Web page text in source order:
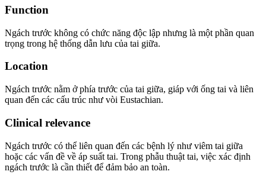
Function
Ngách trước không có chức năng độc lập nhưng là một phần quan
trọng trong hệ thống dẫn lưu của tai giữa.
Location
Ngách trước nằm ở phía trước của tai giữa, giáp với ống tai và liên
quan đến các cấu trúc như vòi Eustachian.
Clinical relevance
Ngách trước có thể liên quan đến các bệnh lý như viêm tai giữa
hoặc các vấn đề về áp suất tai. Trong phẫu thuật tai, việc xác định
ngách trước là cần thiết để đảm bảo an toàn.